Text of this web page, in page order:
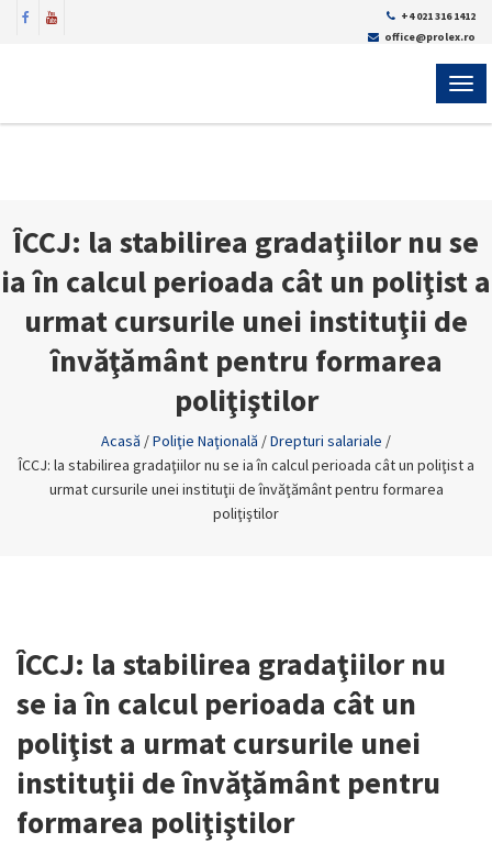
+4 021 316 1412
office@prolex.ro
ÎCCJ: la stabilirea gradaţiilor nu se
ia în calcul perioada cât un poliţist a
urmat cursurile unei instituţii de
învăţământ pentru formarea
poliţiştilor
Acasă /Poliţie Naţională /Drepturi salariale /
ÎCCJ: la stabilirea gradaţiilor nu se ia în calcul perioada cât un poliţist a
urmat cursurile unei instituţii de învăţământ pentru formarea
poliţiştilor
ÎCCJ: la stabilirea gradaţiilor nu
se ia în calcul perioada cât un
poliţist a urmat cursurile unei
instituţii de învăţământ pentru
formarea poliţiştilor